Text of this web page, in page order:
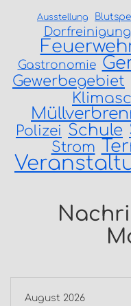
Ausstellung
Dorfreinigung
Gastronomie
Gewerbegebiet
Polizei Schule
Strom
August 2026